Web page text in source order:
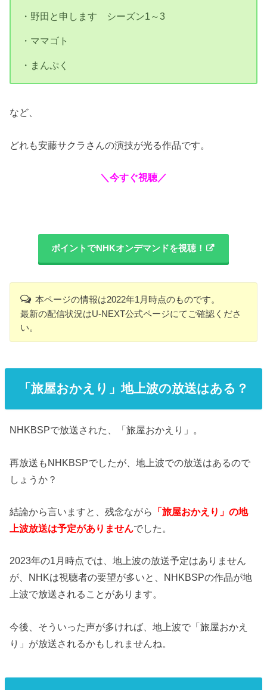
・野田と申します シーズン1～3
・ママゴト
・まんぷく
など、
どれも安藤サクラさんの演技が光る作品です。
＼今すぐ視聴／
ポイントでNHKオンデマンドを視聴！
本ページの情報は2022年1月時点のものです。
最新の配信状況はU-NEXT公式ページにてご確認くださ
い。
「旅屋おかえり」地上波の放送はある？
NHKBSPで放送された、「旅屋おかえり」。
再放送もNHKBSPでしたが、地上波での放送はあるので
しょうか？
結論から言いますと、残念ながら
「旅屋おかえり」の地
上波放送は予定がありませんでした。
2023年の1月時点では、地上波の放送予定はありません
が、NHKは視聴者の要望が多いと、NHKBSPの作品が地
上波で放送されることがあります。
今後、そういった声が多ければ、地上波で「旅屋おかえ
り」が放送されるかもしれませんね。